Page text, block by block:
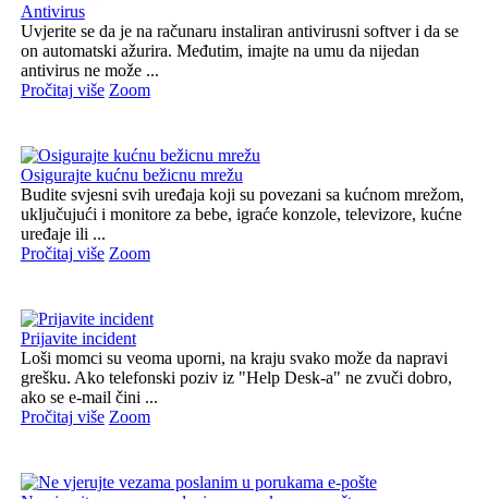
Antivirus
Uvjerite se da je na računaru instaliran antivirusni softver i da se
on automatski ažurira. Međutim, imajte na umu da nijedan
antivirus ne može ...
Pročitaj više Zoom
Osigurajte kućnu bežicnu mrežu
Budite svjesni svih uređaja koji su povezani sa kućnom mrežom,
uključujući i monitore za bebe, igraće konzole, televizore, kućne
uređaje ili ...
Pročitaj više Zoom
Prijavite incident
Loši momci su veoma uporni, na kraju svako može da napravi
grešku. Ako telefonski poziv iz "Help Desk-a" ne zvuči dobro,
ako se e-mail čini ...
Pročitaj više Zoom